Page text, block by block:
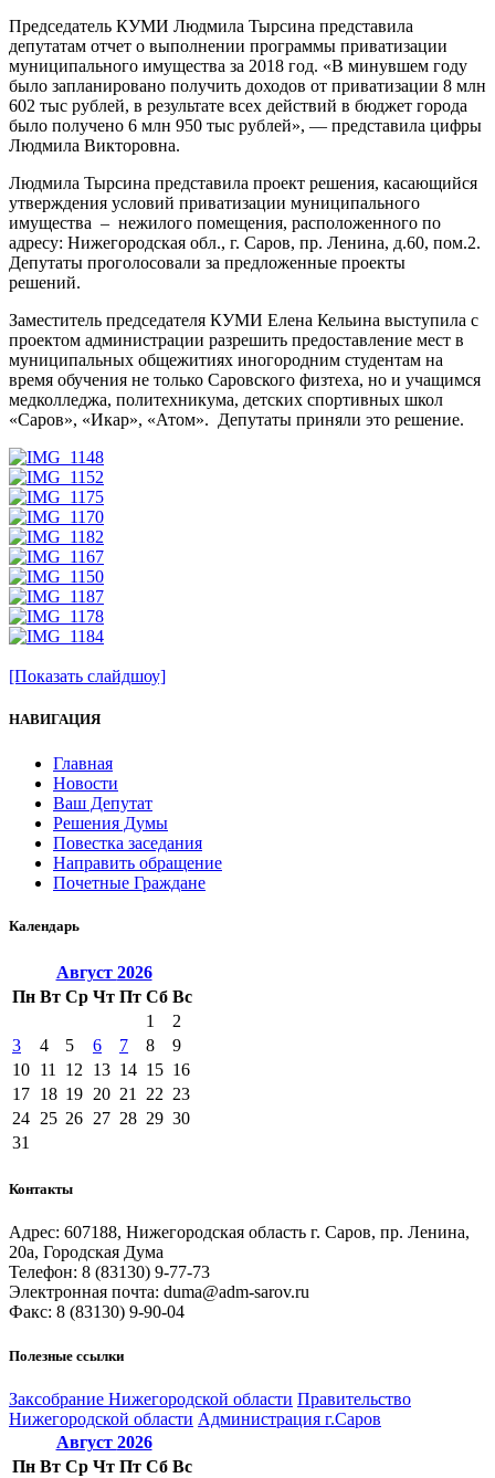
Председатель КУМИ Людмила Тырсина представила
депутатам отчет о выполнении программы приватизации
муниципального имущества за 2018 год. «В минувшем году
было запланировано получить доходов от приватизации 8 млн
602 тыс рублей, в результате всех действий в бюджет города
было получено 6 млн 950 тыс рублей», — представила цифры
Людмила Викторовна.
Людмила Тырсина представила проект решения, касающийся
утверждения условий приватизации муниципального
имущества – нежилого помещения, расположенного по
адресу: Нижегородская обл., г. Саров, пр. Ленина, д.60, пом.2.
Депутаты проголосовали за предложенные проекты
решений.
Заместитель председателя КУМИ Елена Кельина выступила с
проектом администрации разрешить предоставление мест в
муниципальных общежитиях иногородним студентам на
время обучения не только Саровского физтеха, но и учащимся
медколледжа, политехникума, детских спортивных школ
«Саров», «Икар», «Атом». Депутаты приняли это решение.
[Показать слайдшоу]
НАВИГАЦИЯ
Главная
Новости
Ваш Депутат
Решения Думы
Повестка заседания
Направить обращение
Почетные Граждане
Календарь
Август 2026
Пн Вт Ср Чт Пт Сб Вс
1
2
3
4 5 6 7 8
9
10 11 12 13 14 15 16
17 18 19 20 21 22 23
24 25 26 27 28 29 30
31
Контакты
Адрес: 607188, Нижегородская область г. Саров, пр. Ленина,
20а, Городская Дума
Телефон: 8 (83130) 9-77-73
Электронная почта: duma@adm-sarov.ru
Факс: 8 (83130) 9-90-04
Полезные ссылки
Закcобрание Нижегородской области Правительство
Нижегородской области Администрация г.Саров
Август 2026
Пн Вт Ср Чт Пт Сб Вс